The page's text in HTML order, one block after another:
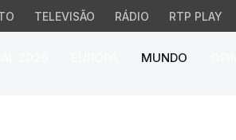
TELEVISÃO RÁDIO RTP PLAY
MUNDO
sem